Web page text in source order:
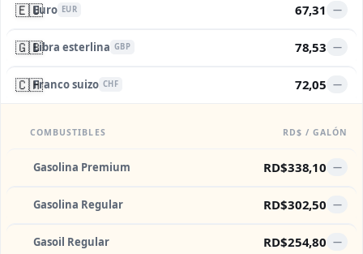
🇪🇺Euro EUR 67,31 —
🇬🇧Libra esterlina GBP 78,53 —
🇨🇭Franco suizo CHF 72,05 —
COMBUSTIBLES RD$ / GALÓN
Gasolina Premium RD$338,10 —
Gasolina Regular RD$302,50 —
Gasoil Regular RD$254,80 —